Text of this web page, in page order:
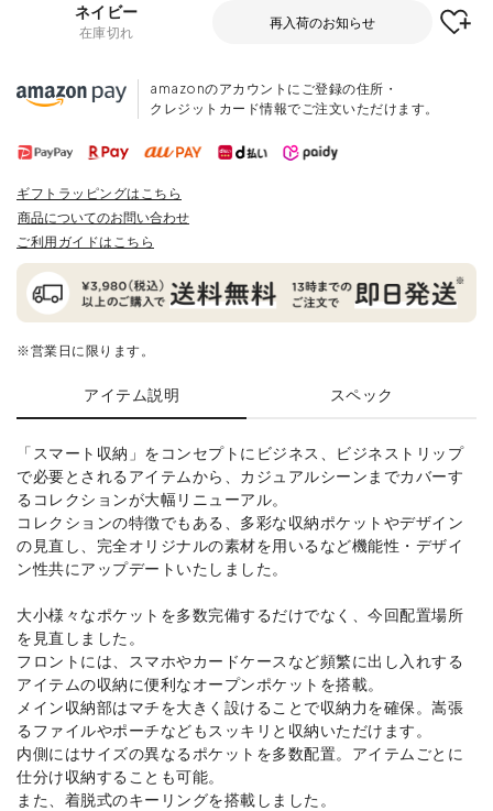
ネイビー
在庫切れ
再入荷のお知らせ
amazonのアカウントにご登録の住所・
クレジットカード情報でご注文いただけます。
ギフトラッピングはこちら
商品についてのお問い合わせ
ご利用ガイドはこちら
※営業日に限ります。
アイテム説明 スペック
「スマート収納」をコンセプトにビジネス、ビジネストリップ
で必要とされるアイテムから、カジュアルシーンまでカバーす
るコレクションが大幅リニューアル。
コレクションの特徴でもある、多彩な収納ポケットやデザイン
の見直し、完全オリジナルの素材を用いるなど機能性・デザイ
ン性共にアップデートいたしました。
大小様々なポケットを多数完備するだけでなく、今回配置場所
を見直しました。
フロントには、スマホやカードケースなど頻繁に出し入れする
アイテムの収納に便利なオープンポケットを搭載。
メイン収納部はマチを大きく設けることで収納力を確保。嵩張
るファイルやポーチなどもスッキリと収納いただけます。
内側にはサイズの異なるポケットを多数配置。アイテムごとに
仕分け収納することも可能。
また、着脱式のキーリングを搭載しました。